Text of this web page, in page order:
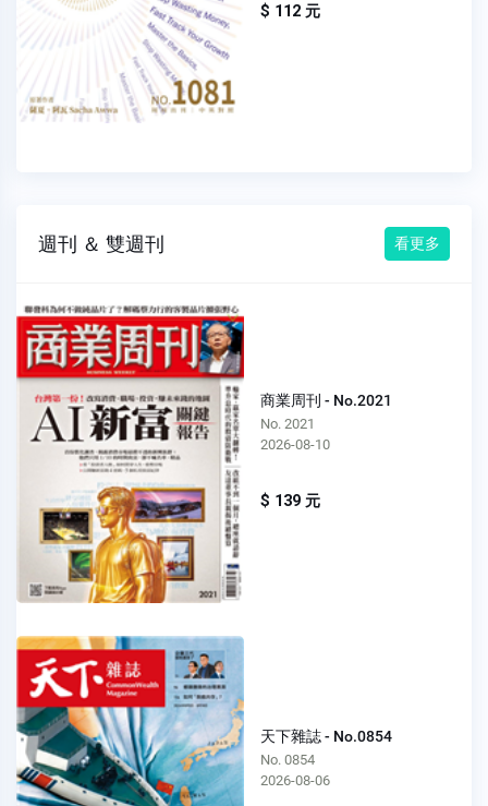
$ 112 元
週刊 ＆ 雙週刊 看更多
商業周刊 - No.2021
No. 2021
2026-08-10
$ 139 元
天下雜誌 - No.0854
No. 0854
2026-08-06